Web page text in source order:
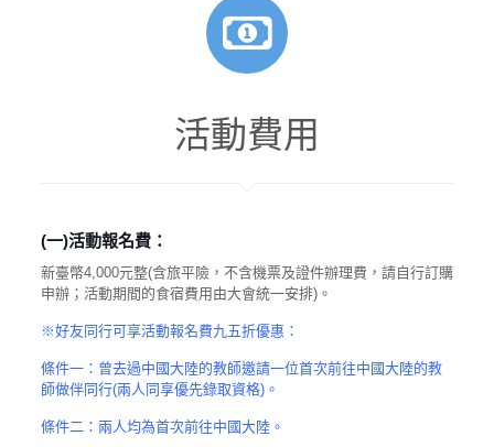
活動費用
(一)活動報名費：
新臺幣4,000元整(含旅平險，不含機票及證件辦理費，請自行訂購
申辦；活動期間的食宿費用由大會統一安排)。
※好友同行可享活動報名費九五折優惠：
條件一：曾去過中國大陸的教師邀請一位首次前往中國大陸的教
師做伴同行(兩人同享優先錄取資格)。
條件二：兩人均為首次前往中國大陸。